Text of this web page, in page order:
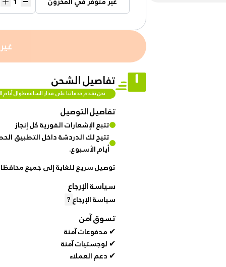
& bikes
Men
Women
Fashion
Medical
Service
%50
for
Up
to
40 %
OFF
at
Shop
NTA
up to
%95 off
Home
Istanbul
تفاصيل الشحن
نحن نقدم خدماتنا على مدار الساعة طوال أيام
تفاصيل التوصيل
تتبع الإشعارات الفورية كل إنجاز
تتيح لك الدردشة داخل التطبيق
أيام الأسبوع.
توصيل سريع للغاية إلى جميع
سياسة الإرجاع
سياسة الإرجاع?
تسوق آمن
✔ مدفوعات آمنة
✔ لوجستيات آمنة
✔ دعم العملاء